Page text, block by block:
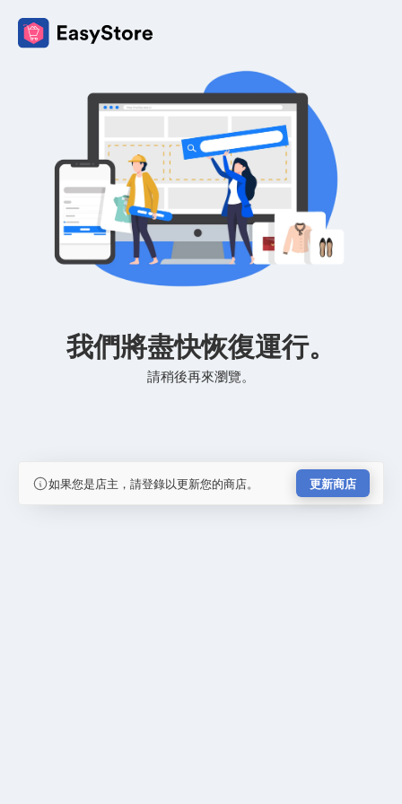
我們將盡快恢復運行。
請稍後再來瀏覽。
如果您是店主，請登錄以更新您的商店。 更新商店